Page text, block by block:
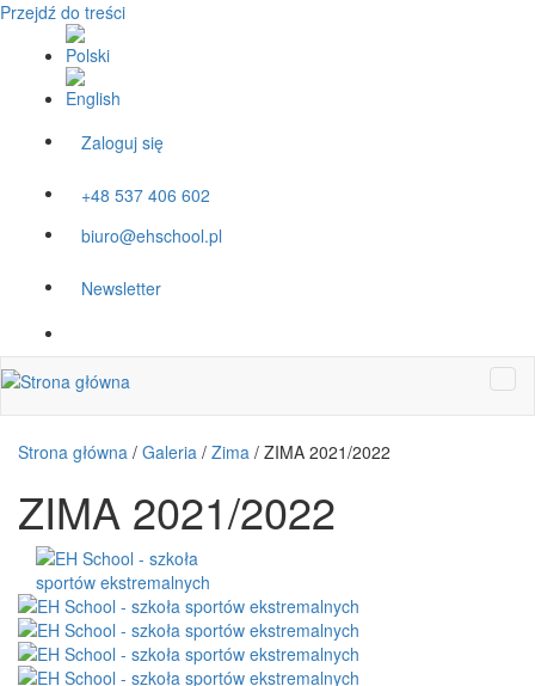
Przejdź do treści
Zaloguj się
+48 537 406 602
biuro@ehschool.pl
Newsletter
Strona główna / Galeria / Zima / ZIMA 2021/2022
ZIMA 2021/2022